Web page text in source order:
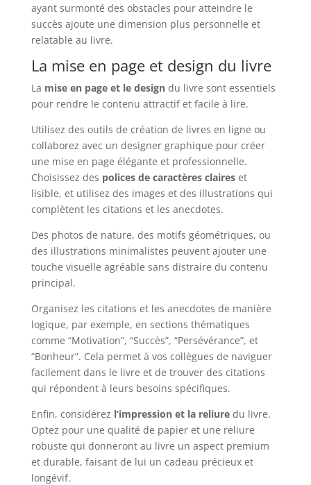
ayant surmonté des obstacles pour atteindre le
succès ajoute une dimension plus personnelle et
relatable au livre.
La mise en page et design du livre
La mise en page et le designdu livre sont essentiels
pour rendre le contenu attractif et facile à lire.
Utilisez des outils de création de livres en ligne ou
collaborez avec un designer graphique pour créer
une mise en page élégante et professionnelle.
Choisissez des polices de caractères claireset
lisible, et utilisez des images et des illustrations qui
complètent les citations et les anecdotes.
Des photos de nature, des motifs géométriques, ou
des illustrations minimalistes peuvent ajouter une
touche visuelle agréable sans distraire du contenu
principal.
Organisez les citations et les anecdotes de manière
logique, par exemple, en sections thématiques
comme “Motivation”, “Succès”, “Persévérance”, et
“Bonheur”. Cela permet à vos collègues de naviguer
facilement dans le livre et de trouver des citations
qui répondent à leurs besoins spécifiques.
Enfin, considérez l’impression et la reliuredu livre.
Optez pour une qualité de papier et une reliure
robuste qui donneront au livre un aspect premium
et durable, faisant de lui un cadeau précieux et
longévif.